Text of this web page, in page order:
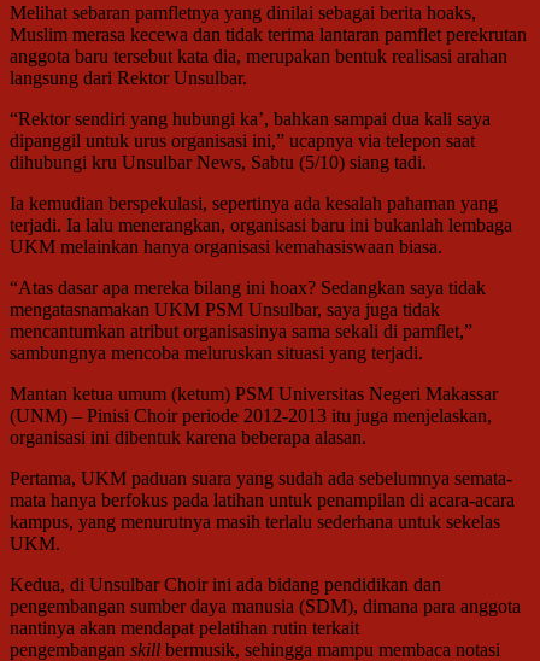
Melihat sebaran pamfletnya yang dinilai sebagai berita hoaks,
Muslim merasa kecewa dan tidak terima lantaran pamflet perekrutan
anggota baru tersebut kata dia, merupakan bentuk realisasi arahan
langsung dari Rektor Unsulbar.
“Rektor sendiri yang hubungi ka’, bahkan sampai dua kali saya
dipanggil untuk urus organisasi ini,” ucapnya via telepon saat
dihubungi kru Unsulbar News, Sabtu (5/10) siang tadi.
Ia kemudian berspekulasi, sepertinya ada kesalah pahaman yang
terjadi. Ia lalu menerangkan, organisasi baru ini bukanlah lembaga
UKM melainkan hanya organisasi kemahasiswaan biasa.
“Atas dasar apa mereka bilang ini hoax? Sedangkan saya tidak
mengatasnamakan UKM PSM Unsulbar, saya juga tidak
mencantumkan atribut organisasinya sama sekali di pamflet,”
sambungnya mencoba meluruskan situasi yang terjadi.
Mantan ketua umum (ketum) PSM Universitas Negeri Makassar
(UNM) – Pinisi Choir periode 2012-2013 itu juga menjelaskan,
organisasi ini dibentuk karena beberapa alasan.
Pertama, UKM paduan suara yang sudah ada sebelumnya semata-
mata hanya berfokus pada latihan untuk penampilan di acara-acara
kampus, yang menurutnya masih terlalu sederhana untuk sekelas
UKM.
Kedua, di Unsulbar Choir ini ada bidang pendidikan dan
pengembangan sumber daya manusia (SDM), dimana para anggota
nantinya akan mendapat pelatihan rutin terkait
pengembangan skill bermusik, sehingga mampu membaca notasi